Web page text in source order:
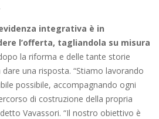
integrativa è in
l’offerta, tagliandola su misura
la riforma e delle tante storie
una risposta. “Stiamo lavorando
possibile, accompagnando ogni
di costruzione della propria
Vavassori. “Il nostro obiettivo è